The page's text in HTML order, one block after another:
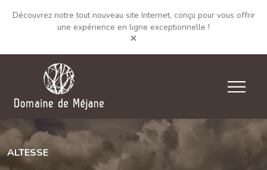
Découvrez notre tout nouveau site Internet, conçu pour vous offrir
une expérience en ligne exceptionnelle !
ALTESSE